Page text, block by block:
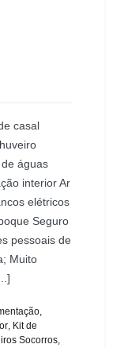
casal
águas
interior Ar
elétricos
Seguro
pessoais de
Muito
,
, Kit de
Socorros,